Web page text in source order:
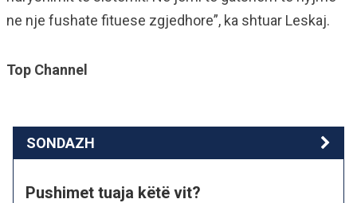
ne nje fushate fituese zgjedhore”, ka shtuar Leskaj.
Top Channel
SONDAZH
Pushimet tuaja këtë vit?